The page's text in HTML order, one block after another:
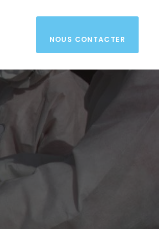
NOUS CONTACTER